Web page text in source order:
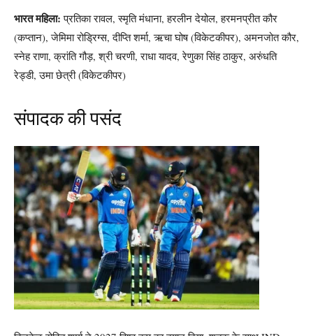
भारत महिला: प्रतिका रावल, स्मृति मंधाना, हरलीन देयोल, हरमनप्रीत कौर
(कप्तान), जेमिमा रोड्रिग्स, दीप्ति शर्मा, ऋचा घोष (विकेटकीपर), अमनजोत कौर,
स्नेह राणा, क्रांति गौड़, श्री चरणी, राधा यादव, रेणुका सिंह ठाकुर, अरुंधति
रेड्डी, उमा छेत्री (विकेटकीपर)
संपादक की पसंद